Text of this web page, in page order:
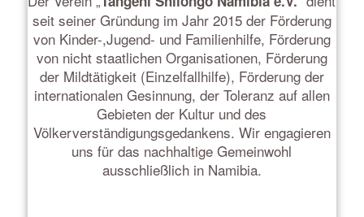
seit seiner Gründung im Jahr 2015 der Förderung
von Kinder-,Jugend- und Familienhilfe, Förderung
von nicht staatlichen Organisationen, Förderung
der Mildtätigkeit (Einzelfallhilfe), Förderung der
internationalen Gesinnung, der Toleranz auf allen
Gebieten der Kultur und des
Völkerverständigungsgedankens. Wir engagieren
uns für das nachhaltige Gemeinwohl
ausschließlich in Namibia.